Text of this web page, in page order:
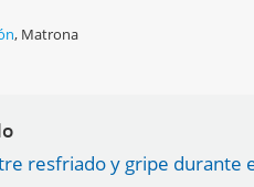
, Matrona
resfriado y gripe durante